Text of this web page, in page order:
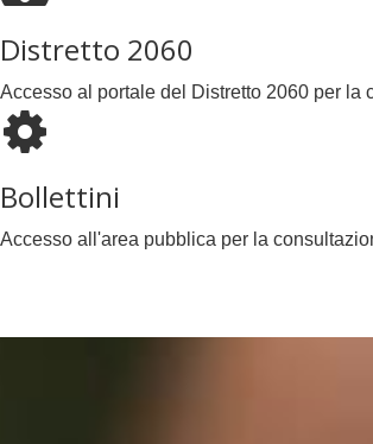
Distretto 2060
Accesso al portale del Distretto 2060 per la
Bollettini
Accesso all'area pubblica per la